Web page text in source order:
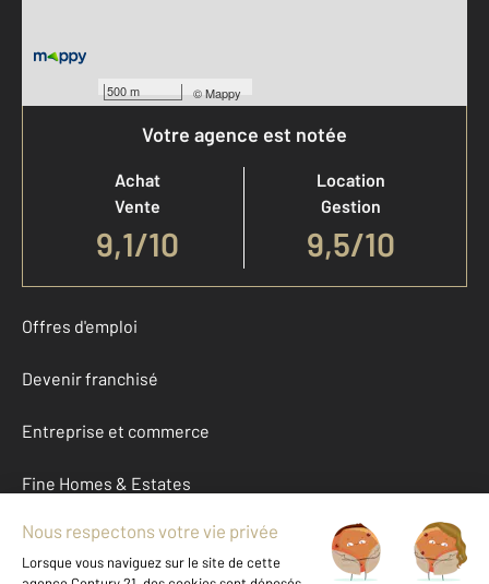
500 m ©Mappy
Votre agence est notée
Achat
Vente
9,1/10
Location
Gestion
9,5/10
Offres d'emploi
Devenir franchisé
Entreprise et commerce
Fine Homes & Estates
À propos